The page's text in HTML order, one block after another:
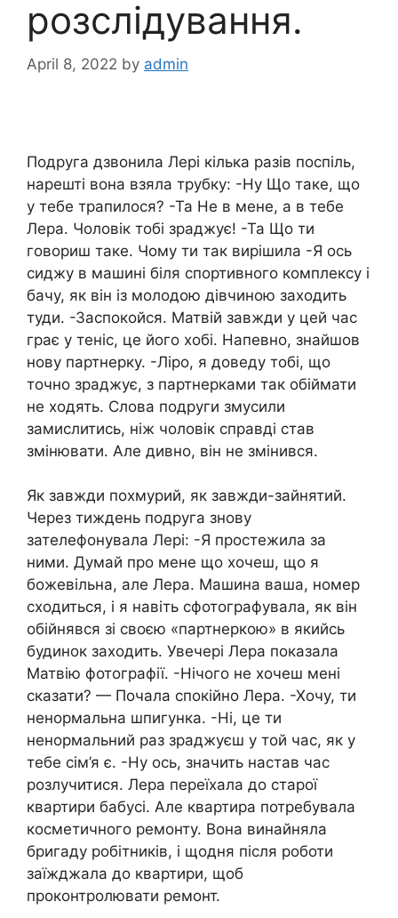
розслідування.
April 8, 2022 by admin
Подруга дзвонила Лері кілька разів поспіль,
нарешті вона взяла трубку: -Ну Що таке, що
у тебе трапилося? -Та Не в мене, а в тебе
Лера. Чоловік тобі зpaджує! -Та Що ти
говориш таке. Чому ти так вирішила -Я ось
сиджу в машині біля спортивного комплексу і
бачу, як він із молодою дівчиною заходить
туди. -Заспокойся. Матвій завжди у цей час
грає у теніс, це його хобі. Напевно, знайшов
нову партнерку. -Ліро, я доведу тобі, що
точно зpaджує, з партнерками так обіймати
не ходять. Слова подруги змусили
замислитись, ніж чоловік справді став
змінювати. Але дивно, він не змінився.
Як завжди похмурий, як завжди-зайнятий.
Через тиждень подруга знову
зателефонувала Лері: -Я простежила за
ними. Думай про мене що хочеш, що я
божевільна, але Лера. Машина ваша, номер
сходиться, і я навіть сфотографувала, як він
обійнявся зі своєю «партнеркою» в якийсь
будинок заходить. Увечері Лера показала
Матвію фотографії. -Нічого не хочеш мені
сказати? — Почала спокійно Лера. -Хочу, ти
ненормальна шпигyнка. -Ні, це ти
ненормальний раз зpaджуєш у той час, як у
тебе сім’я є. -Ну ось, значить настав час
розлучитися. Лера переїхала до старої
квартири бабусі. Але квартира потребувала
косметичного ремонту. Вона винайняла
бригаду робітників, і щодня після роботи
заїжджала до квартири, щоб
проконтролювати ремонт.